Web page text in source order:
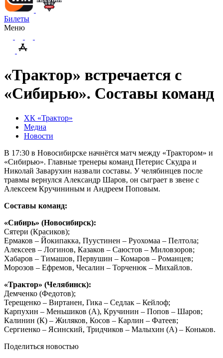
Билеты
Меню
«Трактор» встречается с
«Сибирью». Составы команд
ХК «Трактор»
Медиа
Новости
В 17:30 в Новосибирске начнётся матч между «Трактором» и
«Сибирью». Главные тренеры команд Петерис Скудра и
Николай Заварухин назвали составы. У челябинцев после
травмы вернулся Александр Шаров, он сыграет в звене с
Алексеем Кручининым и Андреем Поповым.
Составы команд:
«Сибирь» (Новосибирск):
Сятери (Красиков);
Ермаков – Йокипакка, Пуустинен – Руохомаа – Пелтола;
Алексеев – Логинов, Казаков – Саюстов – Миловзоров;
Хабаров – Тимашов, Первушин – Комаров – Романцев;
Морозов – Ефремов, Чесалин – Торченюк – Михайлов.
«Трактор» (Челябинск):
Демченко (Федотов);
Терещенко – Виртанен, Гика – Седлак – Кейлоф;
Карпухин – Меньшиков (А), Кручинин – Попов – Шаров;
Калинин (К) – Жиляков, Косов – Карлин – Фатеев;
Сергиенко – Ясинский, Тридчиков – Малыхин (А) – Коньков.
Поделиться новостью